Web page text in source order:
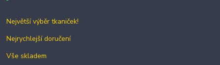
Největší výběr tkaniček!
Nejrychlejší doručení
Vše skladem